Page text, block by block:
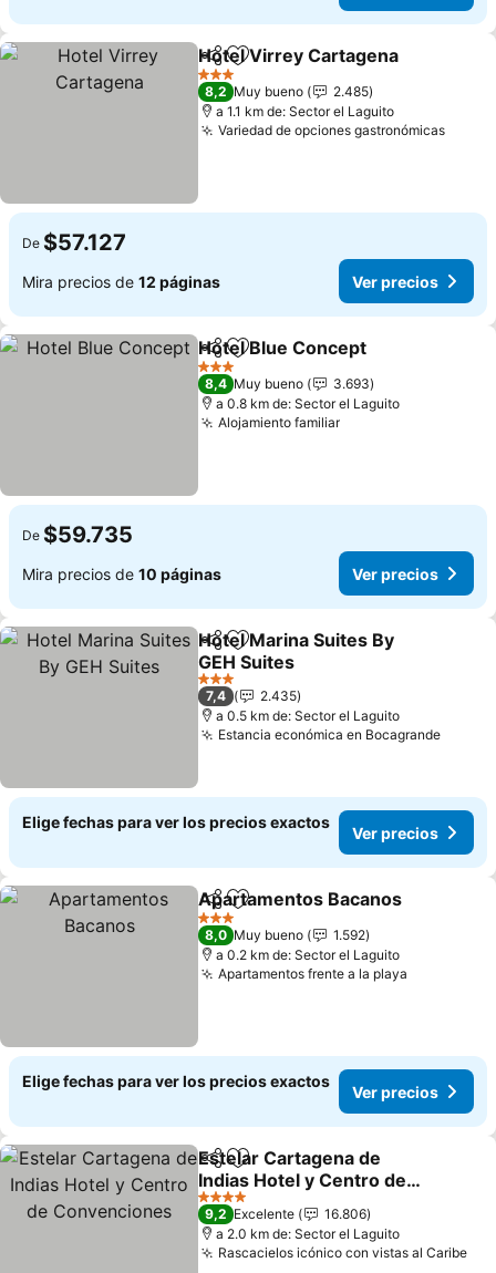
CompartirAgregar a favoritos
Hotel Virrey Cartagena
3 Estrellas
8,2 Muy bueno
2.485
a 1.1 km de: Sector el Laguito
Variedad de opciones gastronómicasVer
De $57.127
Mira precios de 12 páginas Ver precios
CompartirAgregar a favoritos
Hotel Blue Concept
3 Estrellas
8,4 Muy bueno
3.693
a 0.8 km de: Sector el Laguito
Alojamiento familiarVer precios
De $59.735
Mira precios de 10 páginas Ver precios
CompartirAgregar a favoritos
Hotel Marina Suites By
GEH Suites
Ver precios
3 Estrellas
7,4
2.435
a 0.5 km de: Sector el Laguito
Estancia económica en BocagrandeVer
Elige fechas para ver los precios exactos
Ver precios
CompartirAgregar a favoritos
Apartamentos Bacanos
3 Estrellas
8,0 Muy bueno
1.592
a 0.2 km de: Sector el Laguito
Apartamentos frente a la playa
Elige fechas para ver los precios exactos
Ver precios
CompartirAgregar a favoritos
Estelar Cartagena de
Indias Hotel y Centro de
Convenciones
Ver precios
4 Estrellas
9,2 Excelente
16.806
a 2.0 km de: Sector el Laguito
Rascacielos icónico con vistas al Caribe